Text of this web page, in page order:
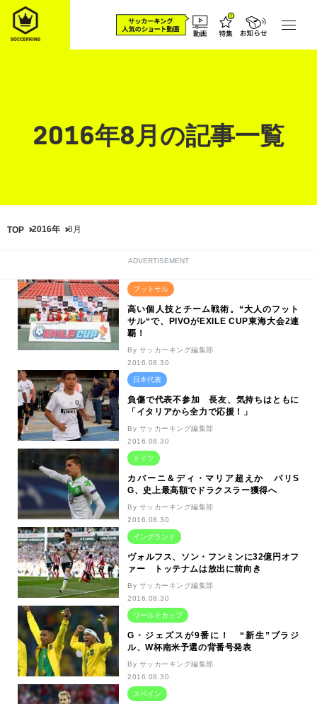
2016年8月の記事一覧
TOP 2016年 8月
ADVERTISEMENT
フットサル
高い個人技とチーム戦術。“大人のフット
サル“で、PIVOがEXILE CUP東海大会2連
覇！
By サッカーキング編集部
2016.08.30
日本代表
負傷で代表不参加 長友、気持ちはともに
「イタリアから全力で応援！」
By サッカーキング編集部
2016.08.30
ドイツ
カバーニ＆ディ・マリア超えか パリS
G、史上最高額でドラクスラー獲得へ
By サッカーキング編集部
2016.08.30
イングランド
ヴォルフス、ソン・フンミンに32億円オフ
ァー トッテナムは放出に前向き
By サッカーキング編集部
2016.08.30
ワールドカップ
G・ジェズスが9番に！ “新生”ブラジ
ル、W杯南米予選の背番号発表
By サッカーキング編集部
2016.08.30
スペイン